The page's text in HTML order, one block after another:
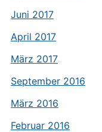
Juni 2017
April 2017
März 2017
September 2016
März 2016
Februar 2016